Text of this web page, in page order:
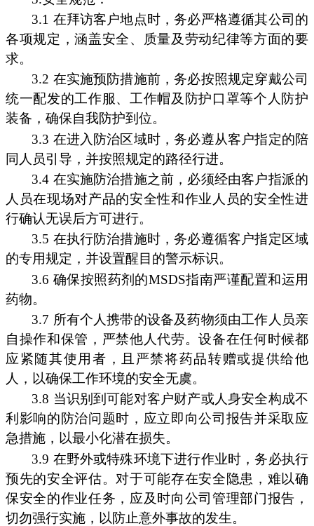
3.1 在拜访客户地点时，务必严格遵循其公司的
各项规定，涵盖安全、质量及劳动纪律等方面的要
求。
3.2 在实施预防措施前，务必按照规定穿戴公司
统一配发的工作服、工作帽及防护口罩等个人防护
装备，确保自我防护到位。
3.3 在进入防治区域时，务必遵从客户指定的陪
同人员引导，并按照规定的路径行进。
3.4 在实施防治措施之前，必须经由客户指派的
人员在现场对产品的安全性和作业人员的安全性进
行确认无误后方可进行。
3.5 在执行防治措施时，务必遵循客户指定区域
的专用规定，并设置醒目的警示标识。
3.6 确保按照药剂的MSDS指南严谨配置和运用
药物。
3.7 所有个人携带的设备及药物须由工作人员亲
自操作和保管，严禁他人代劳。设备在任何时候都
应紧随其使用者，且严禁将药品转赠或提供给他
人，以确保工作环境的安全无虞。
3.8 当识别到可能对客户财产或人身安全构成不
利影响的防治问题时，应立即向公司报告并采取应
急措施，以最小化潜在损失。
3.9 在野外或特殊环境下进行作业时，务必执行
预先的安全评估。对于可能存在安全隐患，难以确
保安全的作业任务，应及时向公司管理部门报告，
切勿强行实施，以防止意外事故的发生。